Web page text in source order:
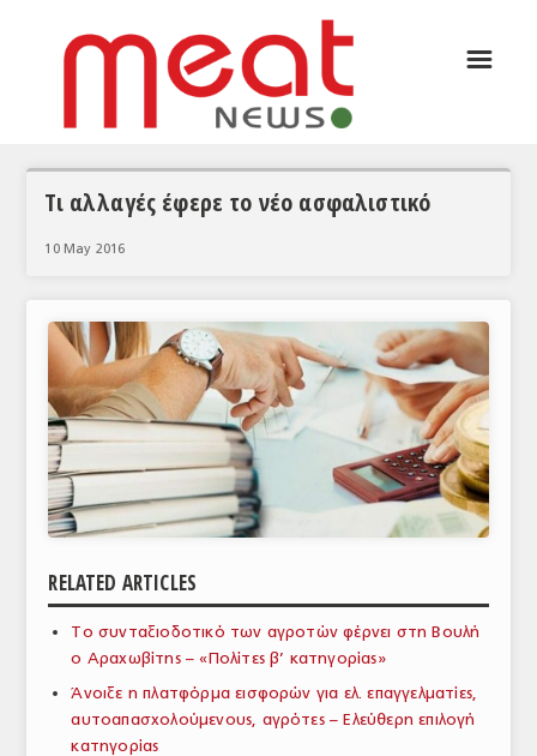
ΑΝΑΛΥΣΕΙΣ
ΚΟΣΜΟΣ
ΕΙΔΗΣΕΙΣ
ΕΥΡΩΠΑΪΚΕΣ ΑΠΟΦΑΣΕΙΣ
ΘΕΜΑΤΑ
ΑΝΑΛΥΣΕΙΣ
ΠΑΡΑΓΩΓΗ & ΕΜΠΟΡΙΑ
ΣΦΑΓΕΙΑ
☰
Τι αλλαγές έφερε το νέο ασφαλιστικό
10 May 2016
RELATED ARTICLES
Το συνταξιοδοτικό των αγροτών φέρνει στη Βουλή
ο Αραχωβίτης – «Πολίτες β’ κατηγορίας»
Άνοιξε η πλατφόρμα εισφορών για ελ. επαγγελματίες,
αυτοαπασχολούμενους, αγρότες – Ελεύθερη επιλογή
κατηγορίας